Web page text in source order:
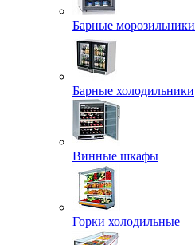
Барные морозильники
Барные холодильники
Винные шкафы
Горки холодильные